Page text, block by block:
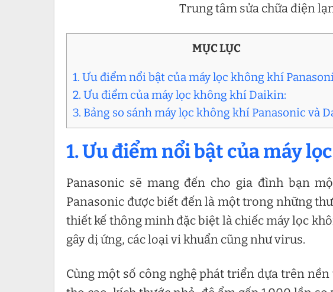
Trung tâm sửa chữa điện
MỤC LỤC
1. Ưu điểm nổi bật của máy lọc không khí
2. Ưu điểm của máy lọc không khí Daikin:
3. Bảng so sánh máy lọc không khí Panasonic và
1. Ưu điểm nổi bật của máy
Panasonic sẽ mang đến cho gia đình bạn
Panasonic được biết đến là một trong những
thiết kế thông minh đặc biệt là chiếc máy lọc
gây dị ứng, các loại vi khuẩn cũng như virus.
Cùng một số công nghệ phát triển dựa trên